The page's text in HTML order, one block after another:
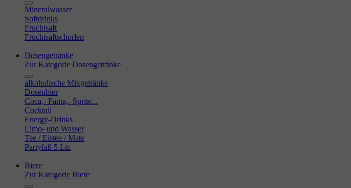
Mineralwasser
Softdrinks
Fruchtsaft
Fruchtsaftschorlen
Dosengetränke
Zur Kategorie Dosengetränke
alkoholische Mixgetränke
Dosenbier
Coca,- Fanta,- Sprite...
Cocktail
Energy-Drinks
Limo- und Wasser
Tee / Eistee / Mate
Partyfaß 5 Ltr.
Biere
Zur Kategorie Biere